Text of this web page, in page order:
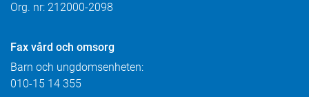
Org. nr: 212000-2098
Fax vård och omsorg
Barn och ungdomsenheten:
010-15 14 355